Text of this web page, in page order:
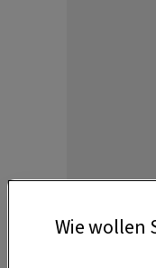
Wie wollen